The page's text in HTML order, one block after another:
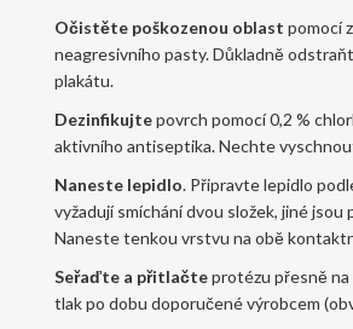
Očistěte poškozenou oblast pomocí
neagresivního pasty. Důkladně
plakátu.
Dezinfikujtepovrch pomocí 0,2 %
aktivního antiseptika. Nechte
Naneste lepidlo. Připravte lepidlo
vyžadují smíchání dvou složek, jiné jsou
Naneste tenkou vrstvu na obě
Seřaďte a přitlačteprotézu přesně na
tlak po dobu doporučené výrobcem